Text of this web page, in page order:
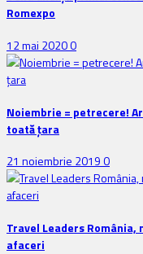
Romexpo
12 mai 20200
Noiembrie = petrecere!
toată țara
21 noiembrie 20190
Travel Leaders
afaceri